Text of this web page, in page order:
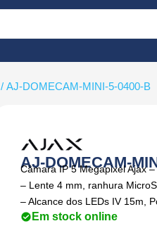
/ AJ-DOMECAM-MINI-5-0400-B
AJ-DOMECAM-
Câmara IP 5 Megapixel Ajax
– Lente 4 mm, ranhura
– Alcance dos LEDs IV 15m,
Em stock online